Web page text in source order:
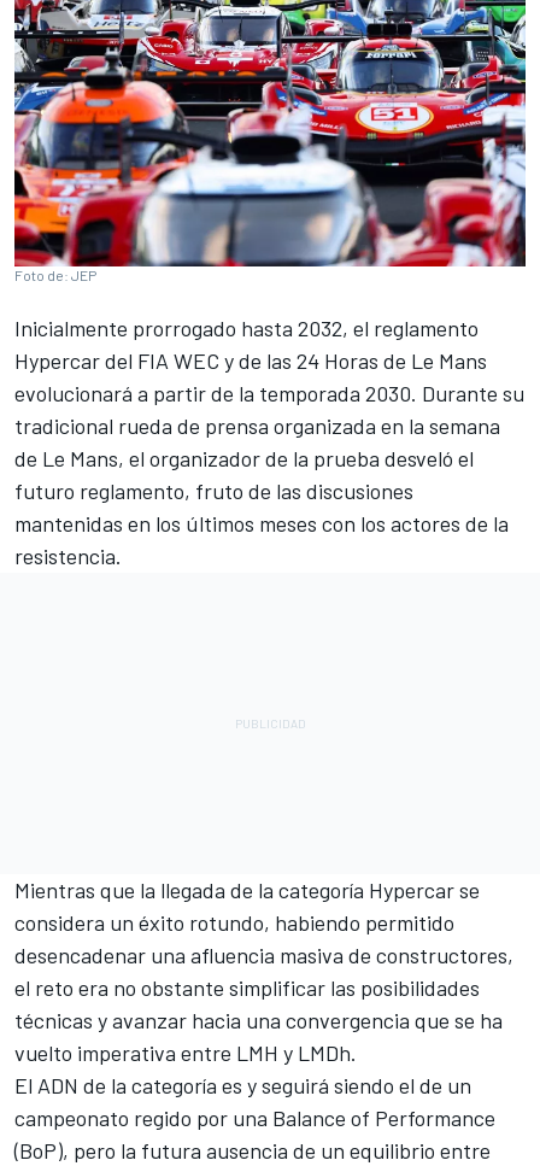
Foto de: JEP
Inicialmente prorrogado hasta 2032, el reglamento
Hypercar del FIA WEC y de las 24 Horas de Le Mans
evolucionará a partir de la temporada 2030. Durante su
tradicional rueda de prensa organizada en la semana
de Le Mans, el organizador de la prueba desveló el
futuro reglamento, fruto de las discusiones
mantenidas en los últimos meses con los actores de la
resistencia.
Mientras que la llegada de la categoría Hypercar se
considera un éxito rotundo, habiendo permitido
desencadenar una afluencia masiva de constructores,
el reto era no obstante simplificar las posibilidades
técnicas y avanzar hacia una convergencia que se ha
vuelto imperativa entre LMH y LMDh.
El ADN de la categoría es y seguirá siendo el de un
campeonato regido por una Balance of Performance
(BoP), pero la futura ausencia de un equilibrio entre